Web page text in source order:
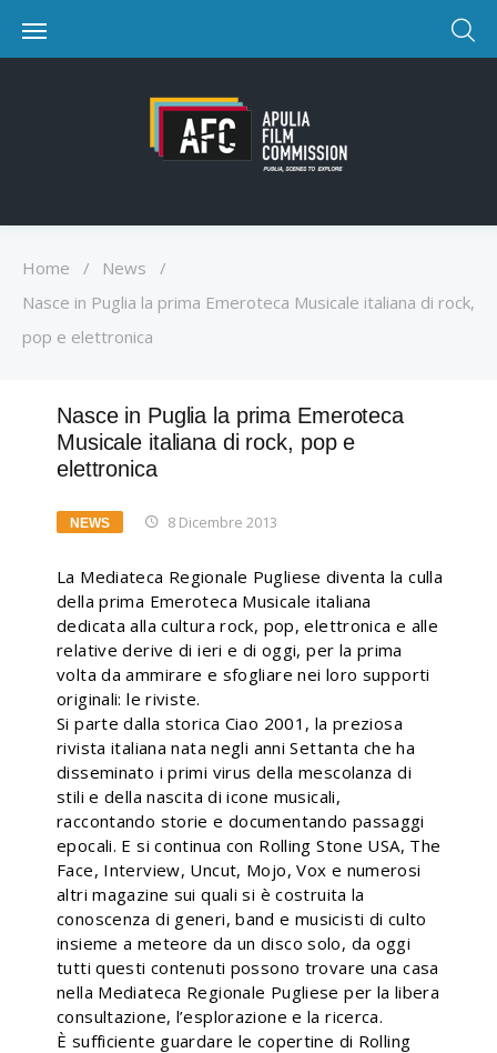
Home / News
/
Nasce in Puglia la prima Emeroteca Musicale italiana di rock,
pop e elettronica
Nasce in Puglia la prima Emeroteca
Musicale italiana di rock, pop e
elettronica
NEWS 8 Dicembre 2013
La Mediateca Regionale Pugliese diventa la culla
della prima Emeroteca Musicale italiana
dedicata alla cultura rock, pop, elettronica e alle
relative derive di ieri e di oggi, per la prima
volta da ammirare e sfogliare nei loro supporti
originali: le riviste.
Si parte dalla storica Ciao 2001, la preziosa
rivista italiana nata negli anni Settanta che ha
disseminato i primi virus della mescolanza di
stili e della nascita di icone musicali,
raccontando storie e documentando passaggi
epocali. E si continua con Rolling Stone USA, The
Face, Interview, Uncut, Mojo, Vox e numerosi
altri magazine sui quali si è costruita la
conoscenza di generi, band e musicisti di culto
insieme a meteore da un disco solo, da oggi
tutti questi contenuti possono trovare una casa
nella Mediateca Regionale Pugliese per la libera
consultazione, l’esplorazione e la ricerca.
È sufficiente guardare le copertine di Rolling